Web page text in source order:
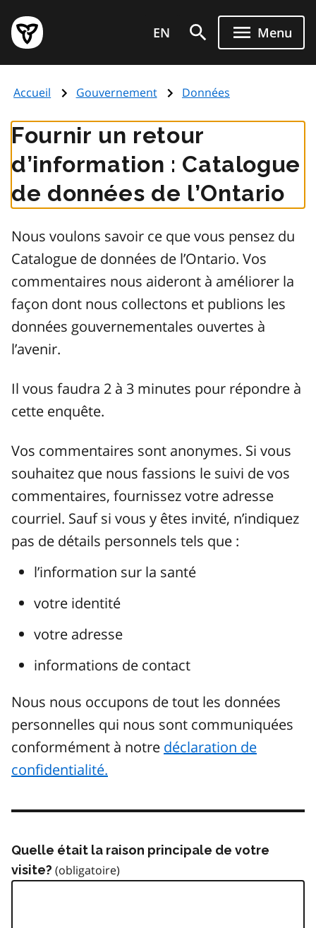
au
contenu
principal
Page
d'accueil
de
EN Menu
Accueil Gouvernement Données
Fournir un retour
d’information : Catalogue
de données de l’Ontario
Nous voulons savoir ce que vous pensez du
Catalogue de données de l’Ontario. Vos
commentaires nous aideront à améliorer la
façon dont nous collectons et publions les
données gouvernementales ouvertes à
l’avenir.
Il vous faudra 2 à 3 minutes pour répondre à
cette enquête.
Vos commentaires sont anonymes. Si vous
souhaitez que nous fassions le suivi de vos
commentaires, fournissez votre adresse
courriel. Sauf si vous y êtes invité, n’indiquez
pas de détails personnels tels que :
l’information sur la santé
votre identité
votre adresse
informations de contact
Nous nous occupons de tout les données
personnelles qui nous sont communiquées
conformément à notre déclaration de
confidentialité.
Quelle était la raison principale de votre
visite?